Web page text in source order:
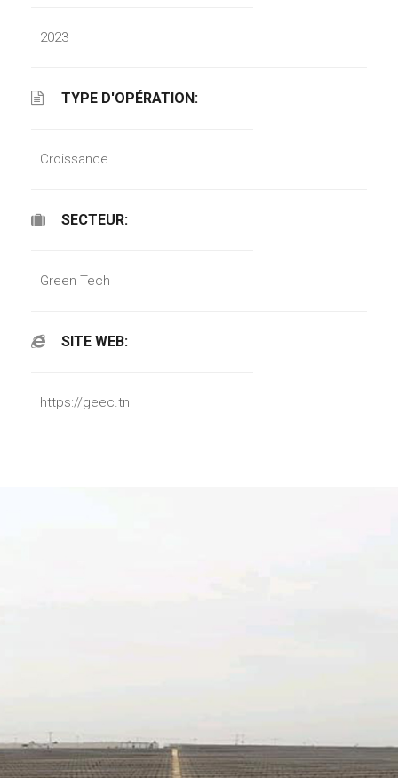
2023
TYPE D'OPÉRATION:
Croissance
SECTEUR:
Green Tech
SITE WEB:
https://geec.tn